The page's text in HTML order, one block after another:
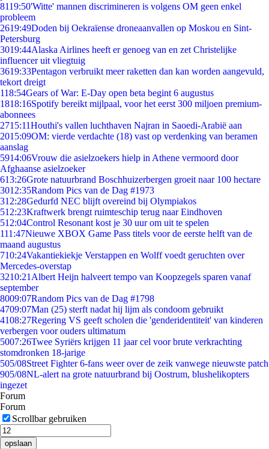
8119:50'Witte' mannen discrimineren is volgens OM geen enkel
probleem
2619:49Doden bij Oekraïense droneaanvallen op Moskou en Sint-
Petersburg
3019:44Alaska Airlines heeft er genoeg van en zet Christelijke
influencer uit vliegtuig
3619:33Pentagon verbruikt meer raketten dan kan worden aangevuld,
tekort dreigt
118:54Gears of War: E-Day open beta begint 6 augustus
1818:16Spotify bereikt mijlpaal, voor het eerst 300 miljoen premium-
abonnees
2715:11Houthi's vallen luchthaven Najran in Saoedi-Arabië aan
2015:09OM: vierde verdachte (18) vast op verdenking van beramen
aanslag
5914:06Vrouw die asielzoekers hielp in Athene vermoord door
Afghaanse asielzoeker
613:26Grote natuurbrand Boschhuizerbergen groeit naar 100 hectare
3012:35Random Pics van de Dag #1973
312:28Gedurfd NEC blijft overeind bij Olympiakos
512:23Kraftwerk brengt ruimteschip terug naar Eindhoven
512:04Control Resonant kost je 30 uur om uit te spelen
111:47Nieuwe XBOX Game Pass titels voor de eerste helft van de
maand augustus
710:24Vakantiekiekje Verstappen en Wolff voedt geruchten over
Mercedes-overstap
3210:21 Albert Heijn halveert tempo van Koopzegels sparen vanaf
september
8009:07Random Pics van de Dag #1798
4709:07Man (25) sterft nadat hij lijm als condoom gebruikt
4108:27Regering VS geeft scholen die 'genderidentiteit' van kinderen
verbergen voor ouders ultimatum
5007:26Twee Syriërs krijgen 11 jaar cel voor brute verkrachting
stomdronken 18-jarige
505/08Street Fighter 6-fans weer over de zeik vanwege nieuwste patch
905/08NL-alert na grote natuurbrand bij Oostrum, blushelikopters
ingezet
Forum
Forum
Scrollbar gebruiken
opslaan